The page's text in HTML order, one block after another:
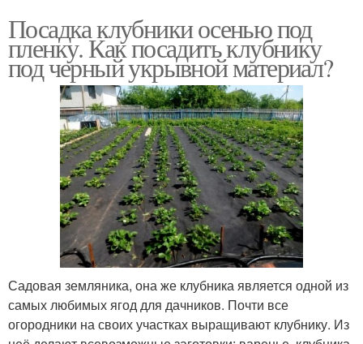
Посадка клубники осенью под
пленку. Как посадить клубнику
под черный укрывной материал?
Садовая земляника, она же клубника является одной из
самых любимых ягод для дачников. Почти все
огородники на своих участках выращивают клубнику. Из